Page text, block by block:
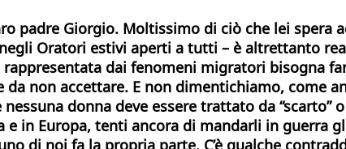
padre Giorgio. Moltissimo di ciò che lei spera
Oratori estivi aperti a tutti – è altrettanto
dai fenomeni migratori bisogna
non accettare. E non dimentichiamo, come
donna deve essere trattato da “scarto”
e in Europa, tenti ancora di mandarli in guerra
di noi fa la propria parte. C’è qualche